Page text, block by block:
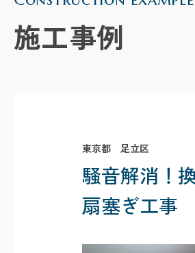
施工事例
東京都 足立区
騒音解消！
扇塞ぎ工事